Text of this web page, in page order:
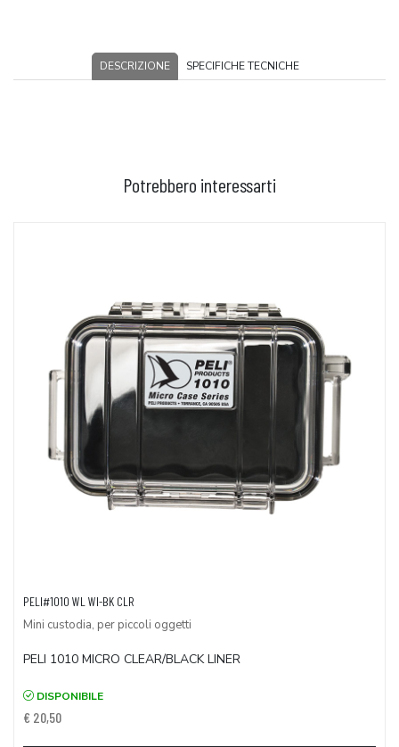
DESCRIZIONE SPECIFICHE TECNICHE
Potrebbero interessarti
AGGIUNGI AL CARRELLO
PELI#1010 WL WI-BK CLR
Mini custodia, per piccoli oggetti
PELI 1010 MICRO CLEAR/BLACK LINER
DISPONIBILE
€ 20,50